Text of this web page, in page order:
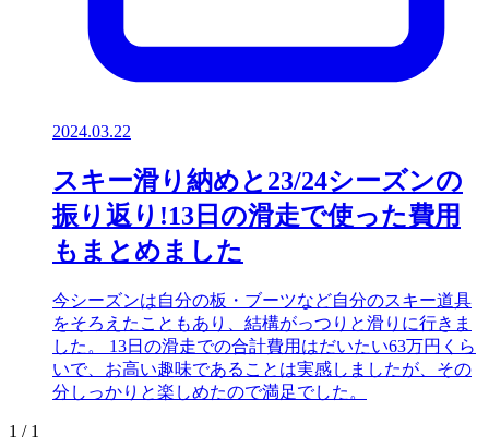
2024.03.22
スキー滑り納めと23/24シーズンの
振り返り!13日の滑走で使った費用
もまとめました
今シーズンは自分の板・ブーツなど自分のスキー道具
をそろえたこともあり、結構がっつりと滑りに行きま
した。 13日の滑走での合計費用はだいたい63万円くら
いで、お高い趣味であることは実感しましたが、その
分しっかりと楽しめたので満足でした。
1 / 1